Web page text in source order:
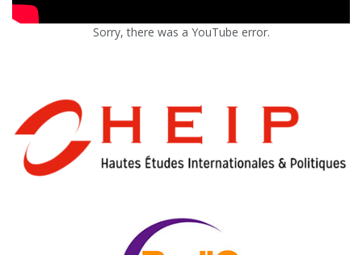
Sorry, there was a YouTube error.